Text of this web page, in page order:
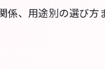
係、用途別の選び方